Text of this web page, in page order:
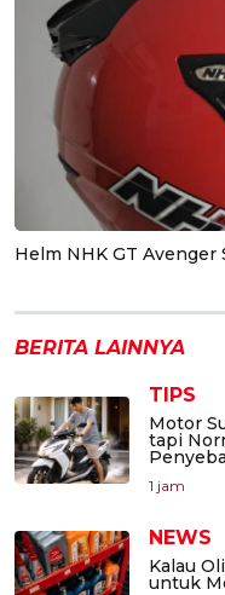
Helm NHK GT Avenger
BERITA LAINNYA
TIPS
Motor
tapi
1 jam
NEWS
Kalau
untuk